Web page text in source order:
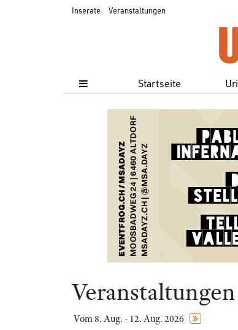
Inserate Veranstaltungen
Startseite Uri
Veranstaltungen
Vom 8. Aug. - 12. Aug. 2026